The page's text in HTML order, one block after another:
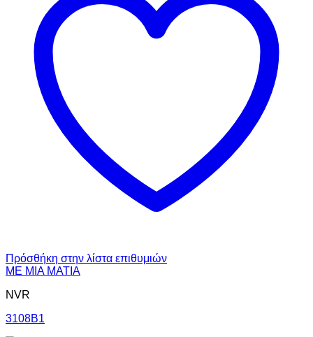
Πρόσθήκη στην λίστα επιθυμιών
ΜΕ ΜΙΑ ΜΑΤΙΑ
NVR
3108B1